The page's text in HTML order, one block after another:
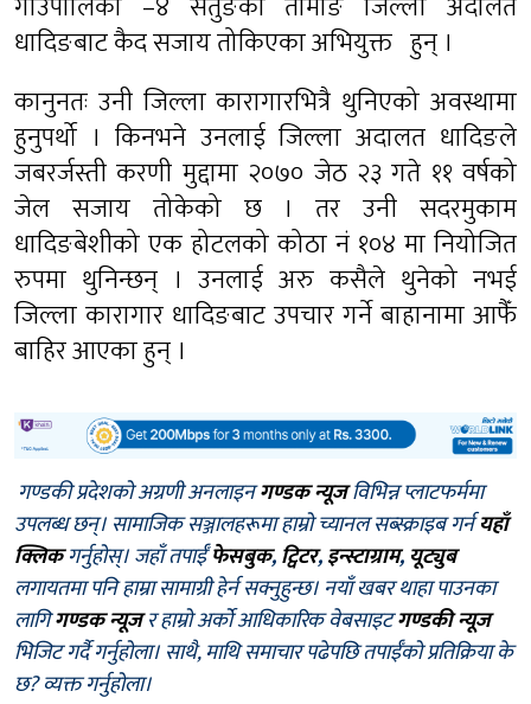
धादिङबाट कैद सजाय तोकिएका अभियुक्त हुन् ।
कानुनतः उनी जिल्ला कारागारभित्रै थुनिएको अवस्थामा
हुनुपर्थो । किनभने उनलाई जिल्ला अदालत धादिङले
जबरर्जस्ती करणी मुद्दामा २०७० जेठ २३ गते ११ वर्षको
जेल सजाय तोकेको छ । तर उनी सदरमुकाम
धादिङबेशीको एक होटलको कोठा नं १०४ मा नियोजित
रुपमा थुनिन्छन् । उनलाई अरु कसैले थुनेको नभई
जिल्ला कारागार धादिङबाट उपचार गर्ने बाहानामा आफैँ
बाहिर आएका हुन् ।
गण्डकी प्रदेशको अग्रणी अनलाइनगण्डक न्यूजविभिन्न प्लाटफर्ममा
उपलब्ध छन्। सामाजिक सञ्जालहरूमा हाम्रो च्यानल सब्स्क्राइब गर्नयहाँ
क्लिकगर्नुहोस्। जहाँ तपाईँफेसबुक,ट्विटर,इन्स्टाग्राम, यूट्युब
लगायतमा पनि हाम्रा सामाग्री हेर्न सक्नुहुन्छ। नयाँ खबर थाहा पाउनका
लागिगण्डक न्यूजर हाम्रो अर्को आधिकारिक वेबसाइटगण्डकी न्यूज
भिजिट गर्दै गर्नुहोला। साथै, माथि समाचार पढेपछि तपाईँको प्रतिक्रिया के
छ? व्यक्त गर्नुहोला।